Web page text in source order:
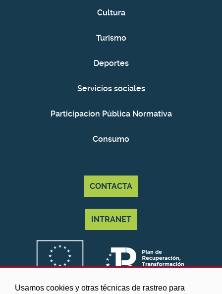
Usamos cookies y otras técnicas de rastreo para
Cultura
Turismo
Deportes
Servicios sociales
Participacion Pública Normativa
Consumo
CONTACTA
INTRANET